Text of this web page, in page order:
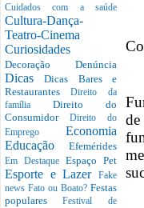
Cuidados com a saúde
Cultura-Dança-
Teatro-Cinema
Curiosidades
Decoração Denúncia
DicasDicas Bares e
RestaurantesDireito da
família Direito do
Consumidor Direito do
Emprego Economia
Educação Efemérides
Em Destaque Espaço Pet
Esporte e Lazer
Fake
news Fato ou Boato? Festas
popularesFestival de